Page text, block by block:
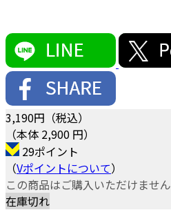
3,190円（税込）
（本体 2,900 円）
29ポイント
（Vポイントについて）
この商品はご購入いただけません
在庫切れ